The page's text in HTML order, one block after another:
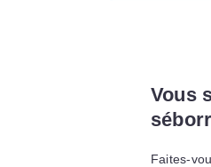
Vous
Faites-